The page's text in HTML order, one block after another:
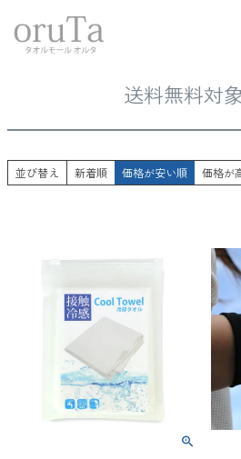
トップページ
送料無料対
並び替え 新着順 価格が安い順 価格が